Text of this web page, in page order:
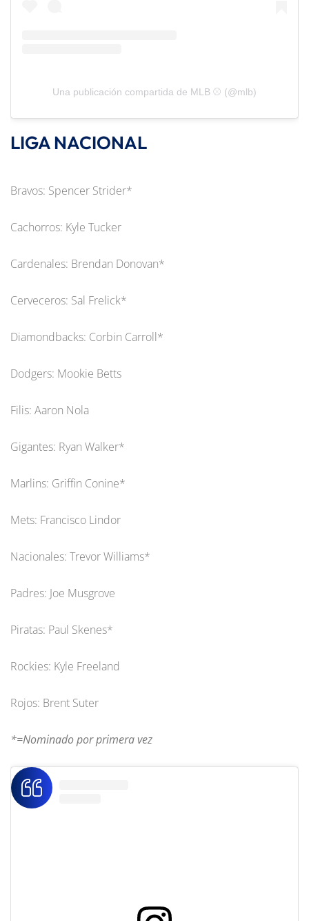
Una publicación compartida de MLB ⚾ (@mlb)
LIGA NACIONAL
Bravos: Spencer Strider*
Cachorros: Kyle Tucker
Cardenales: Brendan Donovan*
Cerveceros: Sal Frelick*
Diamondbacks: Corbin Carroll*
Dodgers: Mookie Betts
Filis: Aaron Nola
Gigantes: Ryan Walker*
Marlins: Griffin Conine*
Mets: Francisco Lindor
Nacionales: Trevor Williams*
Padres: Joe Musgrove
Piratas: Paul Skenes*
Rockies: Kyle Freeland
Rojos: Brent Suter
*=Nominado por primera vez